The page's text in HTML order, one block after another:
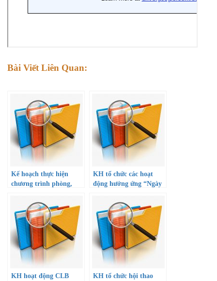
Bài Viết Liên Quan:
Kế hoạch thực hiện
chương trình phòng,
trường học đến năm
2025
KH tổ chức các hoạt
động hưởng ứng “Ngày
năm 2022
KH hoạt động CLB
KH tổ chức hội thao